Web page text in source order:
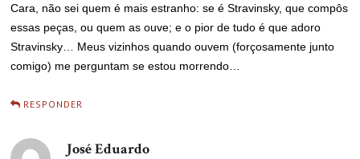
Cara, não sei quem é mais estranho: se é Stravinsky, que compôs
essas peças, ou quem as ouve; e o pior de tudo é que adoro
Stravinsky… Meus vizinhos quando ouvem (forçosamente junto
comigo) me perguntam se estou morrendo…
RESPONDER
José Eduardo